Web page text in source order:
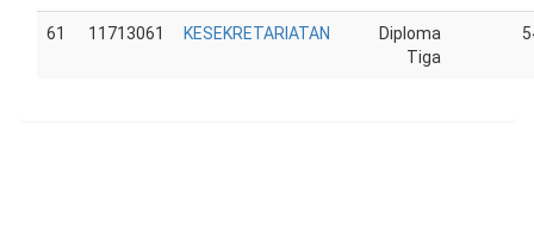
61 11713061 KESEKRETARIATAN
Diploma
Tiga